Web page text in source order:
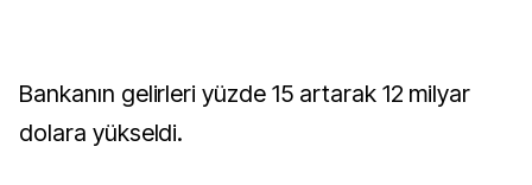
Bankanın gelirleri yüzde 15 artarak 12 milyar
dolara yükseldi.